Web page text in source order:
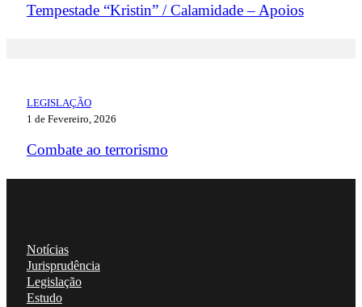
Tempestade “Kristin” / Calamidade – Apoios
LEGISLAÇÃO
1 de Fevereiro, 2026
Combate ao terrorismo
Notícias
Jurisprudência
Legislação
Estudo